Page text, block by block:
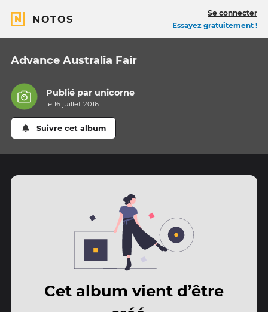
NOTOS
Se connecter
Essayez gratuitement !
Advance Australia Fair
Publié par unicorne
le 16 juillet 2016
Suivre cet album
Cet album vient d’être